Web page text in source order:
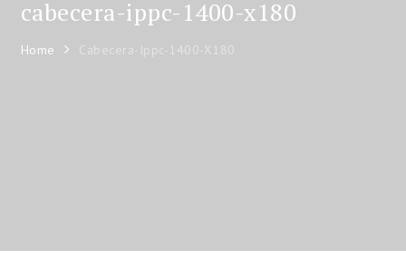
cabecera-ippc-1400-x180
Home Cabecera-Ippc-1400-X180